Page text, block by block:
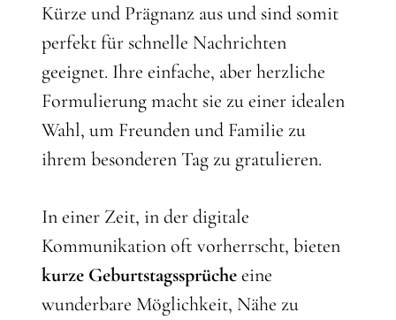
Kürze und Prägnanz aus und sind somit
perfekt für schnelle Nachrichten
geeignet. Ihre einfache, aber herzliche
Formulierung macht sie zu einer idealen
Wahl, um Freunden und Familie zu
ihrem besonderen Tag zu gratulieren.
In einer Zeit, in der digitale
Kommunikation oft vorherrscht, bieten
kurze Geburtstagssprücheeine
wunderbare Möglichkeit, Nähe zu